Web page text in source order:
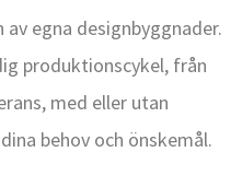
egna designbyggnader.
produktionscykel, från
med eller utan
behov och önskemål.